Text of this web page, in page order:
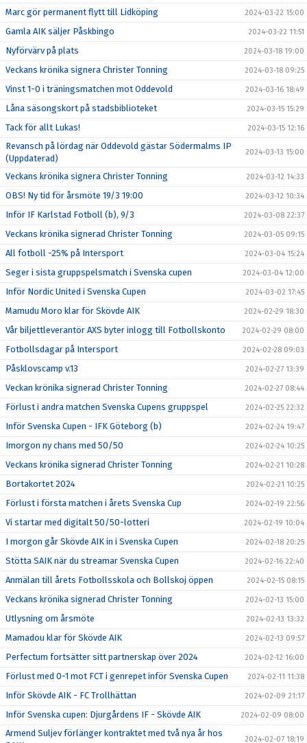
Marc gör permanent flytt till Lidköping 2024-03-22 15:00
Gamla AIK säljer Påskbingo 2024-03-22 11:51
Nyförvärv på plats 2024-03-18 19:00
Veckans krönika signera Christer Tonning 2024-03-18 09:25
Vinst 1-0 i träningsmatchen mot Oddevold 2024-03-16 18:49
Låna säsongskort på stadsbiblioteket 2024-03-15 15:29
Tack för allt Lukas! 2024-03-15 12:16
Revansch på lördag när Oddevold gästar Södermalms IP
(Uppdaterad)
2024-03-13 15:00
Veckans krönika signera Christer Tonning 2024-03-12 14:33
OBS! Ny tid för årsmöte 19/3 19:00 2024-03-12 10:34
Inför IF Karlstad Fotboll (b), 9/3 2024-03-08 22:37
Veckans krönika signerad Christer Tonning 2024-03-05 09:15
All fotboll -25% på Intersport 2024-03-04 15:24
Seger i sista gruppspelsmatch i Svenska cupen 2024-03-04 12:00
Inför Nordic United i Svenska Cupen 2024-03-02 17:45
Mamudu Moro klar för Skövde AIK 2024-02-29 18:30
Vår biljettleverantör AXS byter inlogg till Fotbollskonto 2024-02-29 08:00
Fotbollsdagar på Intersport 2024-02-28 09:03
Påsklovscamp v.13 2024-02-27 13:39
Veckan krönika signerad Christer Tonning 2024-02-27 08:44
Förlust i andra matchen Svenska Cupens gruppspel 2024-02-25 22:32
Inför Svenska Cupen - IFK Göteborg (b) 2024-02-24 19:47
Imorgon ny chans med 50/50 2024-02-24 10:25
Veckans krönika signerad Christer Tonning 2024-02-21 10:28
Bortakortet 2024 2024-02-21 10:25
Förlust i första matchen i årets Svenska Cup 2024-02-19 22:56
Vi startar med digitalt 50/50-lotteri 2024-02-19 10:04
I morgon går Skövde AIK in i Svenska Cupen 2024-02-18 20:25
Stötta SAIK när du streamar Svenska Cupen 2024-02-16 22:40
Anmälan till årets Fotbollsskola och Bollskoj öppen 2024-02-15 08:15
Veckans krönika signerad Christer Tonning 2024-02-13 15:00
Utlysning om årsmöte 2024-02-13 13:32
Mamadou klar för Skövde AIK 2024-02-13 09:57
Perfectum fortsätter sitt partnerskap över 2024 2024-02-12 16:00
Förlust med 0-1 mot FCT i genrepet inför Svenska Cupen 2024-02-11 11:38
Inför Skövde AIK - FC Trollhättan 2024-02-09 21:17
Inför Svenska cupen: Djurgårdens IF - Skövde AIK 2024-02-09 08:00
Armend Suljev förlänger kontraktet med två nya år hos
2024-02-07 18:19